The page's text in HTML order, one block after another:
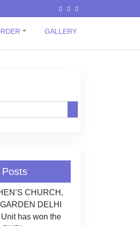
GALLERY
CHURCH,
DELHI
has won the